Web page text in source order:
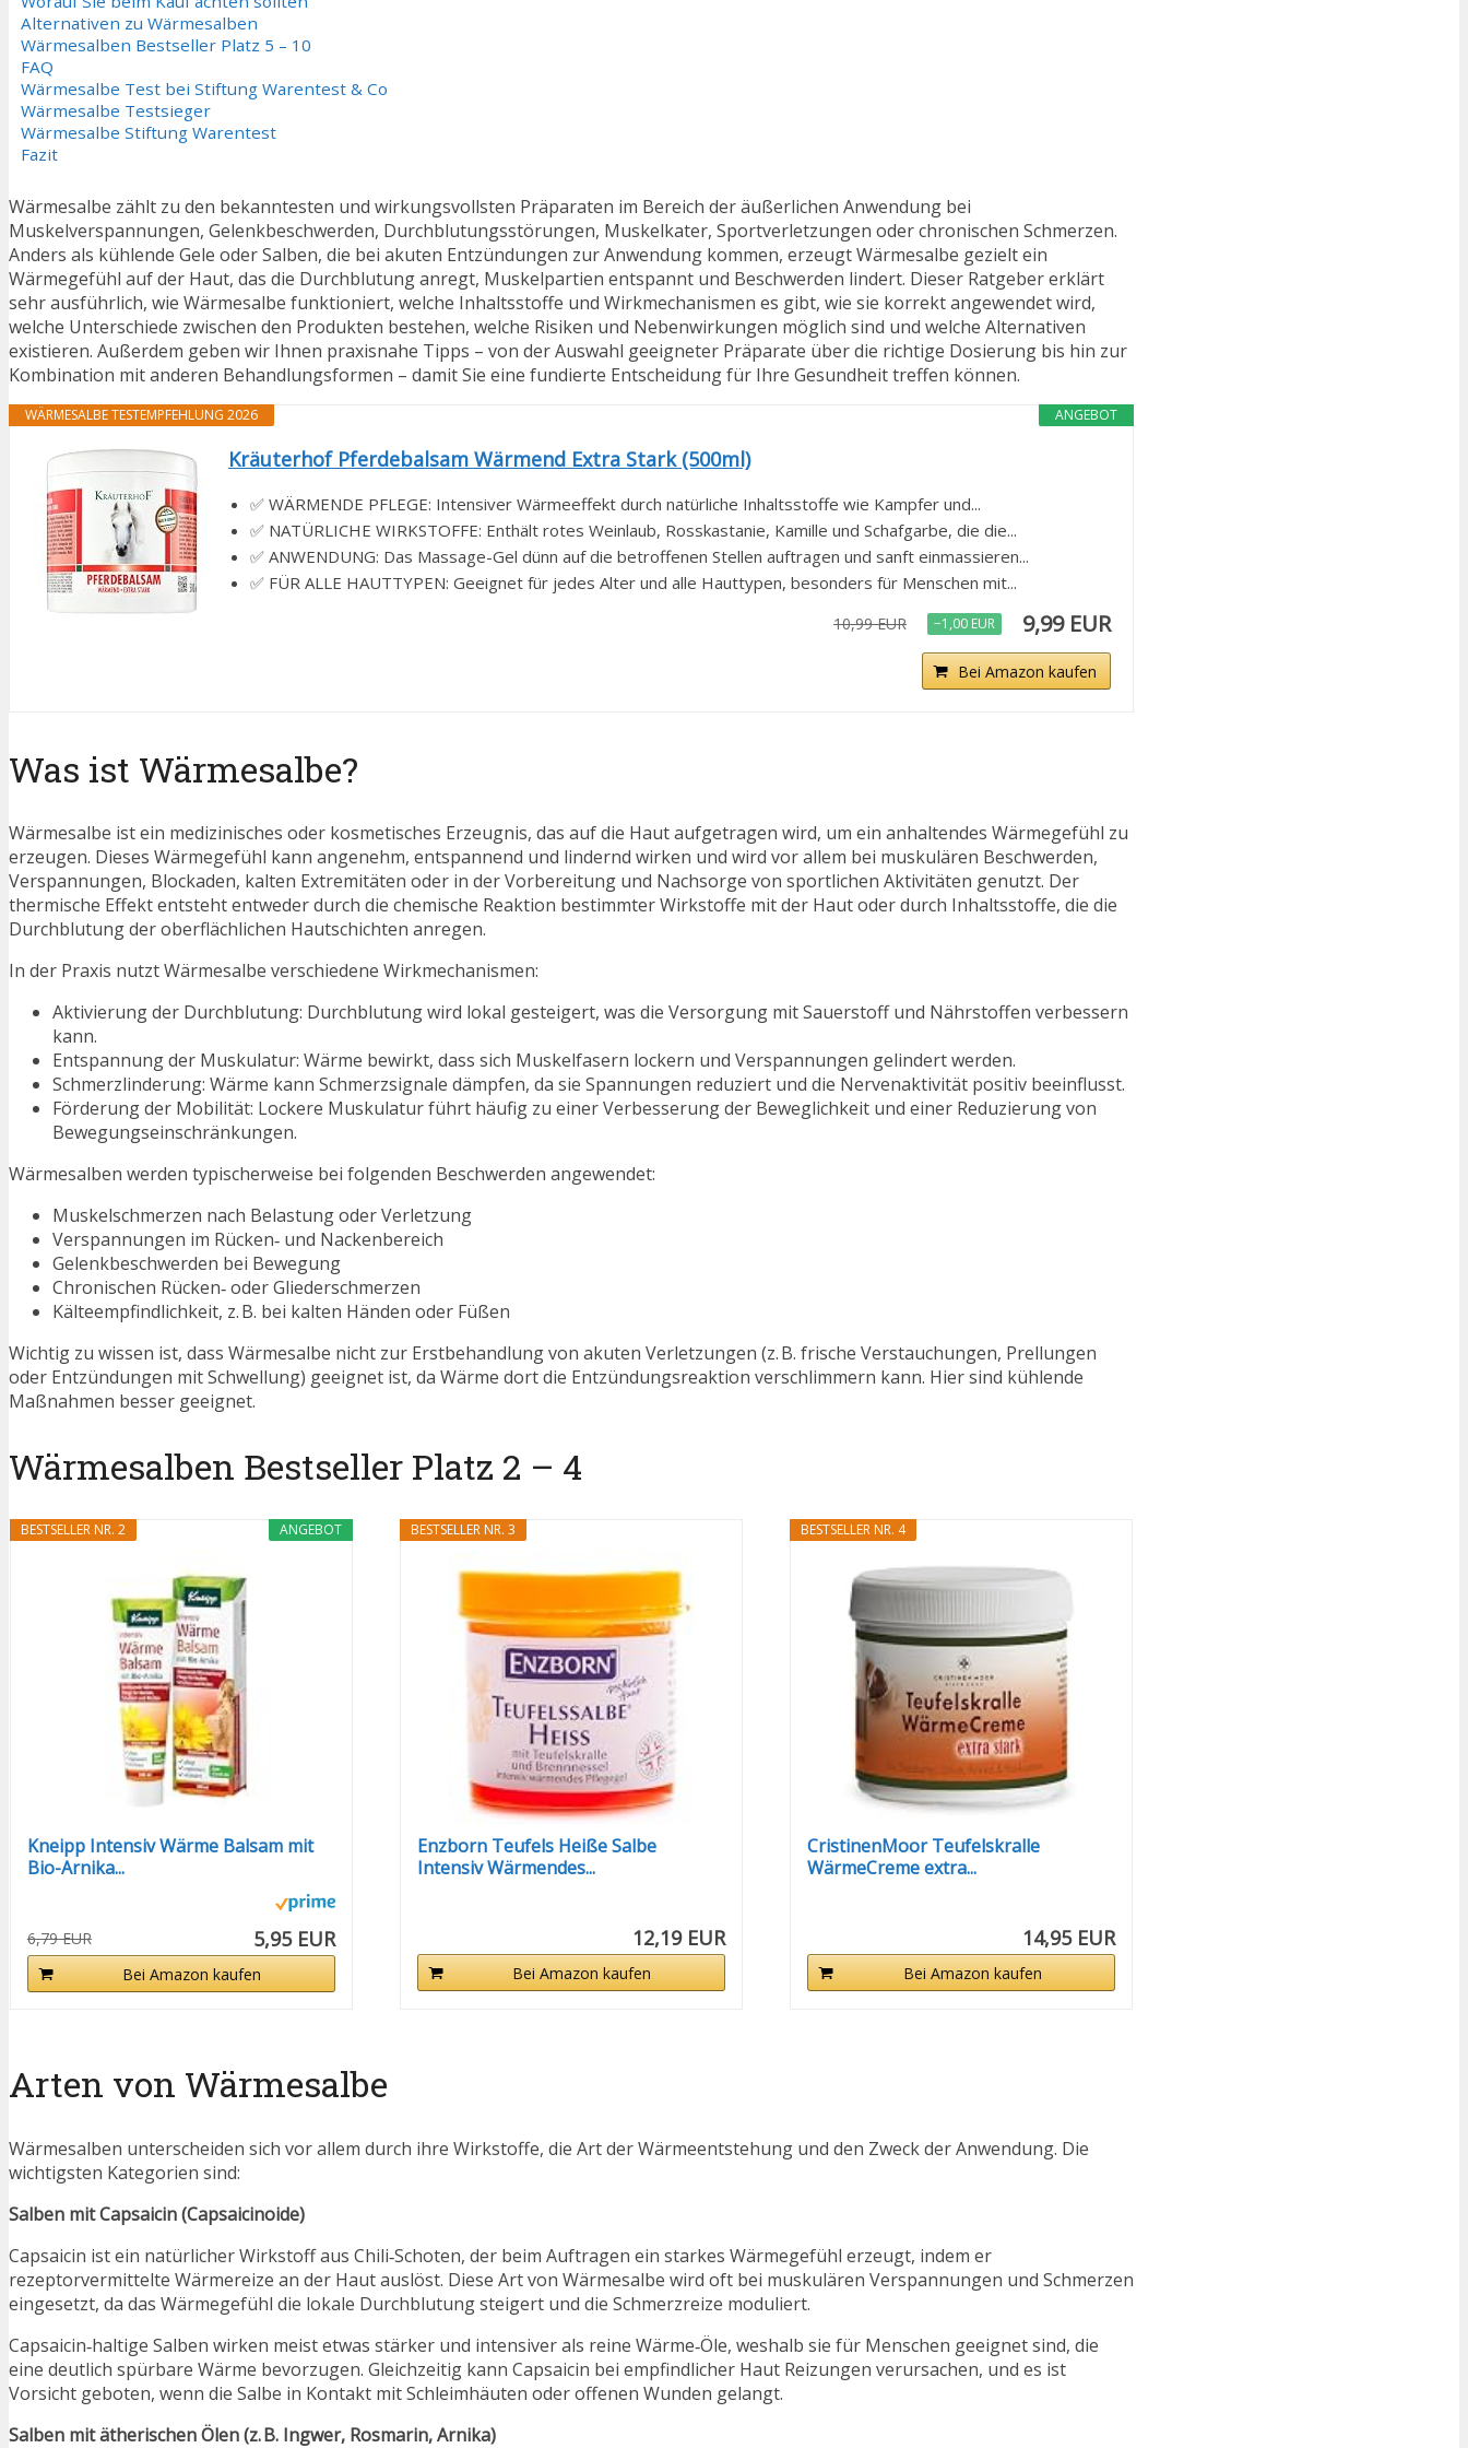
Alternativen zu Wärmesalben
Wärmesalben Bestseller Platz 5 – 10
FAQ
Wärmesalbe Test bei Stiftung Warentest & Co
Wärmesalbe Testsieger
Wärmesalbe Stiftung Warentest
Fazit
Wärmesalbe zählt zu den bekanntesten und wirkungsvollsten Präparaten im Bereich der äußerlichen Anwendung bei
Muskelverspannungen, Gelenkbeschwerden, Durchblutungsstörungen, Muskelkater, Sportverletzungen oder chronischen Schmerzen.
Anders als kühlende Gele oder Salben, die bei akuten Entzündungen zur Anwendung kommen, erzeugt Wärmesalbe gezielt ein
Wärmegefühl auf der Haut, das die Durchblutung anregt, Muskelpartien entspannt und Beschwerden lindert. Dieser Ratgeber erklärt
sehr ausführlich, wie Wärmesalbe funktioniert, welche Inhaltsstoffe und Wirkmechanismen es gibt, wie sie korrekt angewendet wird,
welche Unterschiede zwischen den Produkten bestehen, welche Risiken und Nebenwirkungen möglich sind und welche Alternativen
existieren. Außerdem geben wir Ihnen praxisnahe Tipps – von der Auswahl geeigneter Präparate über die richtige Dosierung bis hin zur
Kombination mit anderen Behandlungsformen – damit Sie eine fundierte Entscheidung für Ihre Gesundheit treffen können.
ANGEBOT
WÄRMESALBE TESTEMPFEHLUNG 2026
Kräuterhof Pferdebalsam Wärmend Extra Stark (500ml)
✅ WÄRMENDE PFLEGE: Intensiver Wärmeeffekt durch natürliche Inhaltsstoffe wie Kampfer und...
✅ NATÜRLICHE WIRKSTOFFE: Enthält rotes Weinlaub, Rosskastanie, Kamille und Schafgarbe, die die...
✅ ANWENDUNG: Das Massage-Gel dünn auf die betroffenen Stellen auftragen und sanft einmassieren...
✅ FÜR ALLE HAUTTYPEN: Geeignet für jedes Alter und alle Hauttypen, besonders für Menschen mit...
10,99 EUR −1,00 EUR 9,99 EUR
Bei Amazon kaufen
Was ist Wärmesalbe?
Wärmesalbe ist ein medizinisches oder kosmetisches Erzeugnis, das auf die Haut aufgetragen wird, um ein anhaltendes Wärmegefühl zu
erzeugen. Dieses Wärmegefühl kann angenehm, entspannend und lindernd wirken und wird vor allem bei muskulären Beschwerden,
Verspannungen, Blockaden, kalten Extremitäten oder in der Vorbereitung und Nachsorge von sportlichen Aktivitäten genutzt. Der
thermische Effekt entsteht entweder durch die chemische Reaktion bestimmter Wirkstoffe mit der Haut oder durch Inhaltsstoffe, die die
Durchblutung der oberflächlichen Hautschichten anregen.
In der Praxis nutzt Wärmesalbe verschiedene Wirkmechanismen:
Aktivierung der Durchblutung: Durchblutung wird lokal gesteigert, was die Versorgung mit Sauerstoff und Nährstoffen verbessern
kann.
Entspannung der Muskulatur: Wärme bewirkt, dass sich Muskelfasern lockern und Verspannungen gelindert werden.
Schmerzlinderung: Wärme kann Schmerzsignale dämpfen, da sie Spannungen reduziert und die Nervenaktivität positiv beeinflusst.
Förderung der Mobilität: Lockere Muskulatur führt häufig zu einer Verbesserung der Beweglichkeit und einer Reduzierung von
Bewegungseinschränkungen.
Wärmesalben werden typischerweise bei folgenden Beschwerden angewendet:
Muskelschmerzen nach Belastung oder Verletzung
Verspannungen im Rücken‑ und Nackenbereich
Gelenkbeschwerden bei Bewegung
Chronischen Rücken‑ oder Gliederschmerzen
Kälteempfindlichkeit, z. B. bei kalten Händen oder Füßen
Wichtig zu wissen ist, dass Wärmesalbe nicht zur Erstbehandlung von akuten Verletzungen (z. B. frische Verstauchungen, Prellungen
oder Entzündungen mit Schwellung) geeignet ist, da Wärme dort die Entzündungsreaktion verschlimmern kann. Hier sind kühlende
Maßnahmen besser geeignet.
Wärmesalben Bestseller Platz 2 – 4
ANGEBOT
BESTSELLER NR. 2
Kneipp Intensiv Wärme Balsam mit
Bio-Arnika...
6,79 EUR 5,95 EUR
Bei Amazon kaufen
BESTSELLER NR. 3
Enzborn Teufels Heiße Salbe
Intensiv Wärmendes...
12,19 EUR
Bei Amazon kaufen
BESTSELLER NR. 4
CristinenMoor Teufelskralle
WärmeCreme extra...
14,95 EUR
Bei Amazon kaufen
Arten von Wärmesalbe
Wärmesalben unterscheiden sich vor allem durch ihre Wirkstoffe, die Art der Wärmeentstehung und den Zweck der Anwendung. Die
wichtigsten Kategorien sind:
Salben mit Capsaicin (Capsaicinoide)
Capsaicin ist ein natürlicher Wirkstoff aus Chili‑Schoten, der beim Auftragen ein starkes Wärmegefühl erzeugt, indem er
rezeptorvermittelte Wärmereize an der Haut auslöst. Diese Art von Wärmesalbe wird oft bei muskulären Verspannungen und Schmerzen
eingesetzt, da das Wärmegefühl die lokale Durchblutung steigert und die Schmerzreize moduliert.
Capsaicin‑haltige Salben wirken meist etwas stärker und intensiver als reine Wärme‑Öle, weshalb sie für Menschen geeignet sind, die
eine deutlich spürbare Wärme bevorzugen. Gleichzeitig kann Capsaicin bei empfindlicher Haut Reizungen verursachen, und es ist
Vorsicht geboten, wenn die Salbe in Kontakt mit Schleimhäuten oder offenen Wunden gelangt.
Salben mit ätherischen Ölen (z. B. Ingwer, Rosmarin, Arnika)